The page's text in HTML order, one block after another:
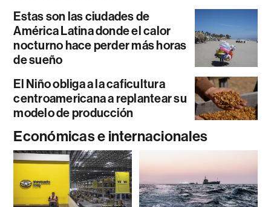
Estas son las ciudades de
América Latina donde el calor
nocturno hace perder más horas
de sueño
El Niño obliga a la caficultura
centroamericana a replantear su
modelo de producción
Económicas e internacionales